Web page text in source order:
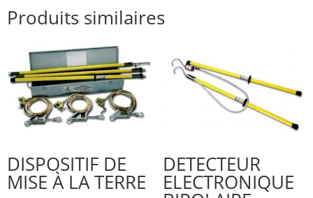
Produits similaires
DISPOSITIF DE
MISE À LA TERRE
DETECTEUR
ELECTRONIQUE